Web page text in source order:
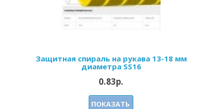
Защитная спираль на рукава 13-18 мм
диаметра SS16
0.83р.
ПОКАЗАТЬ